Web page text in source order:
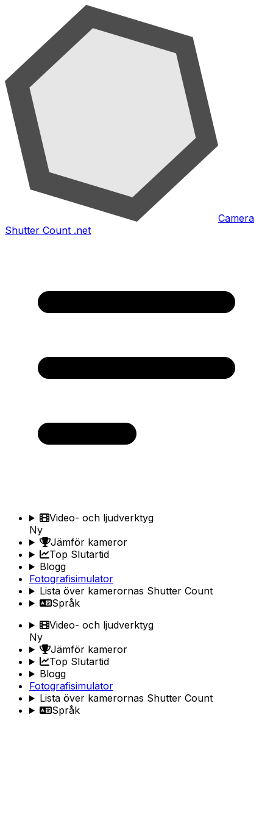
Camera
Shutter Count .net
Video- och ljudverktyg
Ny
Jämför kameror
Top Slutartid
Blogg
Fotografisimulator
Lista över kamerornas Shutter Count
Språk
Video- och ljudverktyg
Ny
Jämför kameror
Top Slutartid
Blogg
Fotografisimulator
Lista över kamerornas Shutter Count
Språk